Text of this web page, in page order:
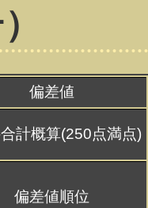
偏差値
計概算(250点満点)
偏差値順位